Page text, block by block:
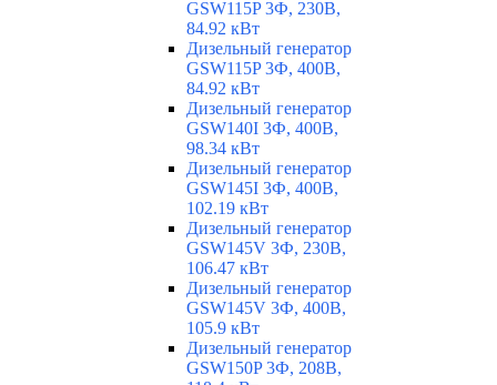
GSW115P 3Ф, 230В,
84.92 кВт
Дизельный генератор
GSW115P 3Ф, 400В,
84.92 кВт
Дизельный генератор
GSW140I 3Ф, 400В,
98.34 кВт
Дизельный генератор
GSW145I 3Ф, 400В,
102.19 кВт
Дизельный генератор
GSW145V 3Ф, 230В,
106.47 кВт
Дизельный генератор
GSW145V 3Ф, 400В,
105.9 кВт
Дизельный генератор
GSW150P 3Ф, 208В,